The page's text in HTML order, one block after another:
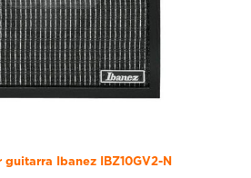
Ibanez IBZ10GV2-N